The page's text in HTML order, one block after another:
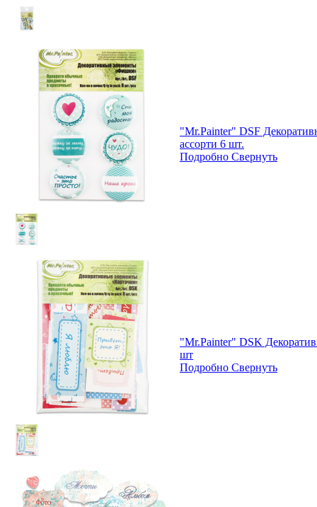
"Mr.Painter" DSF
ассорти 6 шт.
Подробно Свернуть
"Mr.Painter" DSK
шт
Подробно Свернуть